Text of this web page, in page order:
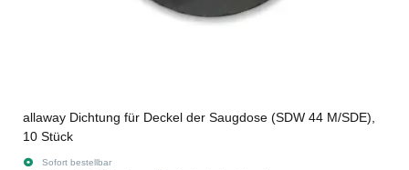
allaway Dichtung für Deckel der Saugdose (SDW 44 M/SDE),
10 Stück
Sofort bestellbar